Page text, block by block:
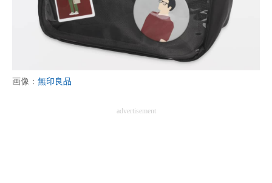
画像： 無印良品
advertisement